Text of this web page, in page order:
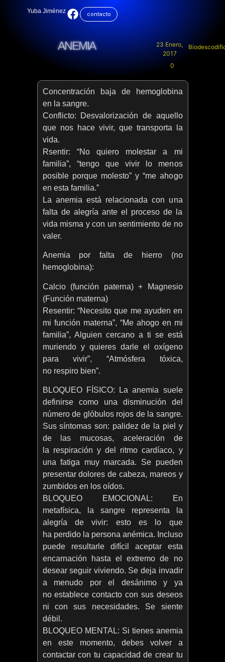
Yuba Jiménez contacto
ANEMIA
23 Enero,
2017
0
Concentración baja de hemoglobina
en la sangre.
Conflicto: Desvalorización de aquello
que nos hace vivir, que transporta la
vida.
Rsentir: “No quiero molestar a mi
familia”, “tengo que vivir lo menos
posible porque molesto” y “me ahogo
en esta familia.”
La anemia está relacionada con una
falta de alegría ante el proceso de la
vida misma y con un sentimiento de no
valer.
Anemia por falta de hierro (no
hemoglobina):
Calcio (función paterna) + Magnesio
(Función materna)
Resentir: “Necesito que me ayuden en
mi función materna”, “Me ahogo en mi
familia”, Alguien cercano a ti se está
muriendo y quieres darle el oxígeno
para vivir”, “Atmósfera tóxica,
no respiro bien”.
BLOQUEO FÍSICO: La anemia suele
definirse como una disminución del
número de glóbulos rojos de la sangre.
Sus síntomas son: palidez de la piel y
de las mucosas, aceleración de
la respiración y del ritmo cardíaco, y
una fatiga muy marcada. Se pueden
presentar dolores de cabeza, mareos y
zumbidos en los oídos.
BLOQUEO EMOCIONAL: En
metafísica, la sangre representa la
alegría de vivir: esto es lo que
ha perdido la persona anémica. Incluso
puede resultarle difícil aceptar esta
encarnación hasta el extremo de no
desear seguir viviendo. Se deja invadir
a menudo por el desánimo y ya
no establece contacto con sus deseos
ni con sus necesidades. Se siente
débil.
BLOQUEO MENTAL: Si tienes anemia
en este momento, debes volver a
contactar con tu capacidad de crear tu